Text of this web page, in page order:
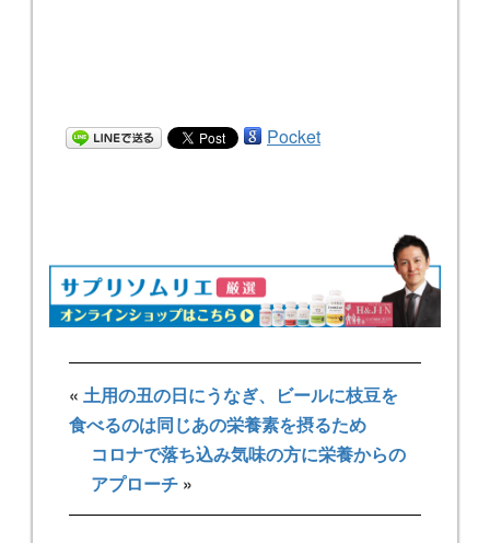
Pocket
« 土用の丑の日にうなぎ、ビールに枝豆を
食べるのは同じあの栄養素を摂るため
コロナで落ち込み気味の方に栄養からの
アプローチ»